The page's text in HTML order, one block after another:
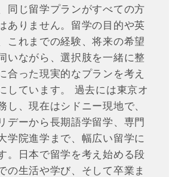
同じ留学プランがすべての方
ありません。留学の目的や英
これまでの経験、将来の希望
いながら、選択肢を一緒に整
合った現実的なプランを考え
しています。 過去には東京オ
し、現在はシドニー現地で、
デーから長期語学留学、専門
学院進学まで、幅広い留学に
。日本で留学を考え始める段
の生活や学び、そして卒業ま